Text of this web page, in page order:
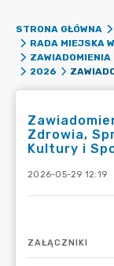
STRONA GŁÓWNA
RADA MIEJSKA
2026
Zdrowia,
Kultury i
2026-05-29 12:19
ZAŁĄCZNIKI